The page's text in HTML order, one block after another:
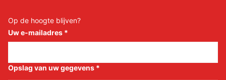
Op de hoogte blijven?
Uw e-mailadres *
Opslag van uw gegevens *